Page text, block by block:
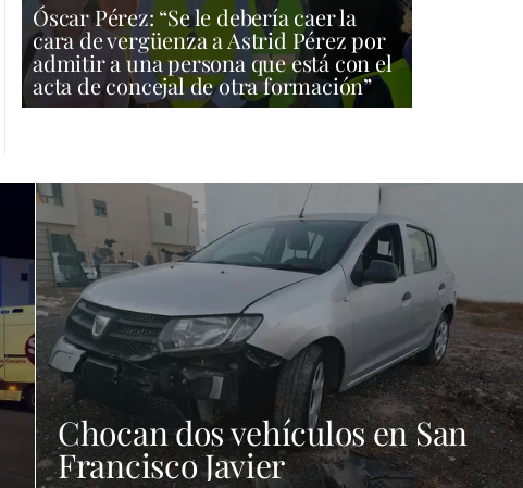
Óscar Pérez: “Se le debería caer la
cara de vergüenza a Astrid Pérez por
admitir a una persona que está con el
acta de concejal de otra formación”
Chocan dos vehículos en San
Francisco Javier